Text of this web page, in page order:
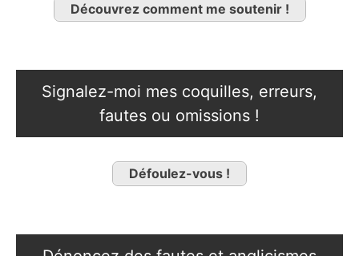
Découvrez comment me soutenir !
Signalez-moi mes coquilles, erreurs,
fautes ou omissions !
Défoulez-vous !